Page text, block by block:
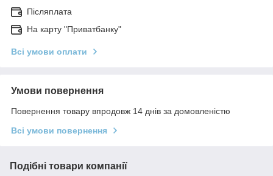
Післяплата
На карту "Приватбанку"
Всі умови оплати
Умови повернення
Повернення товару впродовж 14 днів за домовленістю
Всі умови повернення
Подібні товари компанії